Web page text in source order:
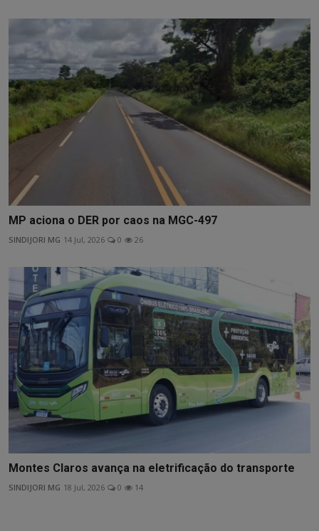
MP aciona o DER por caos na MGC-497
SINDIJORI MG 14 Jul, 2026 0 26
Montes Claros avança na eletrificação do transporte
SINDIJORI MG 18 Jul, 2026 0 14